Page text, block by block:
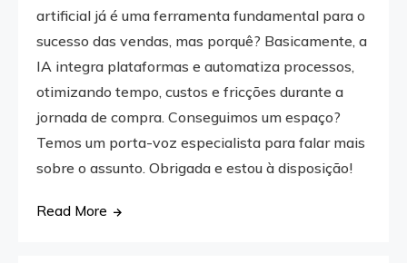
artificial já é uma ferramenta fundamental para o
sucesso das vendas, mas porquê? Basicamente, a
IA integra plataformas e automatiza processos,
otimizando tempo, custos e fricções durante a
jornada de compra. Conseguimos um espaço?
Temos um porta-voz especialista para falar mais
sobre o assunto. Obrigada e estou à disposição!
Read More